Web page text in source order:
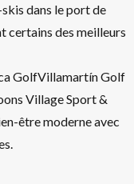
dans le port de
certains des meilleurs
GolfVillamartín Golf
Village Sport &
être moderne avec